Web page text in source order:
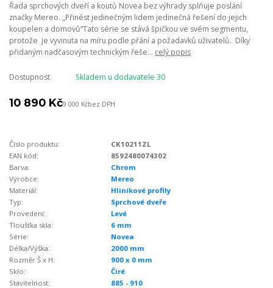
Řada sprchových dveří a koutů Novea bez výhrady splňuje poslání
značky Mereo. „Přinést jedinečným lidem jedinečná řešení do jejich
koupelen a domovů“Tato série se stává špičkou ve svém segmentu,
protože je vyvinuta na míru podle přání a požadavků uživatelů. Díky
přidaným nadčasovým technickým řeše... celý popis
Dostupnost Skladem u dodavatele 30
10 890 Kč9 000 Kčbez DPH
Číslo produktu:
CK10211ZL
EAN kód:
8592480074302
Barva:
Chrom
Výrobce:
Mereo
Materiál:
Hliníkové profily
Typ:
Sprchové dveře
Provedení:
Levé
Tloušťka skla:
6 mm
Série:
Novea
Délka/Výška:
2000 mm
Rozměr Š x H:
900 x 0 mm
Sklo:
Čiré
Stavitelnost:
885 - 910